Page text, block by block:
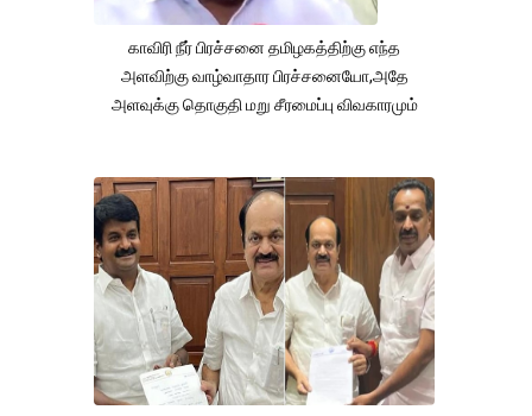
காவிரி நீர் பிரச்சனை தமிழகத்திற்கு எந்த
அளவிற்கு வாழ்வாதார பிரச்சனையோ,அதே
அளவுக்கு தொகுதி மறு சீரமைப்பு விவகாரமும்